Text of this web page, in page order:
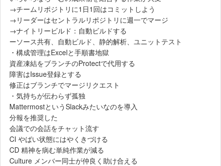
→チームリポジトリに1日1回はコミットしよう
→リーダーはセントラルリポジトリに週一でマージ
→ナイトリービルド：自動ビルドする
ーソース共有、自動ビルド、静的解析、ユニットテスト
・構成管理はExcelと手順書地獄
資産凍結をブランチのProtectで代用する
障害はIssue登録とする
修正はブランチでマージリクエスト
・気持ちが伝わらず孤独
MattermostというSlackみたいなのを導入
分報を推奨した
会議での会話をチャット流す
CI やばい状態にはやくきづける
CD 精神を病む単純作業が減る
Culture メンバー同士が仲良く助け合える